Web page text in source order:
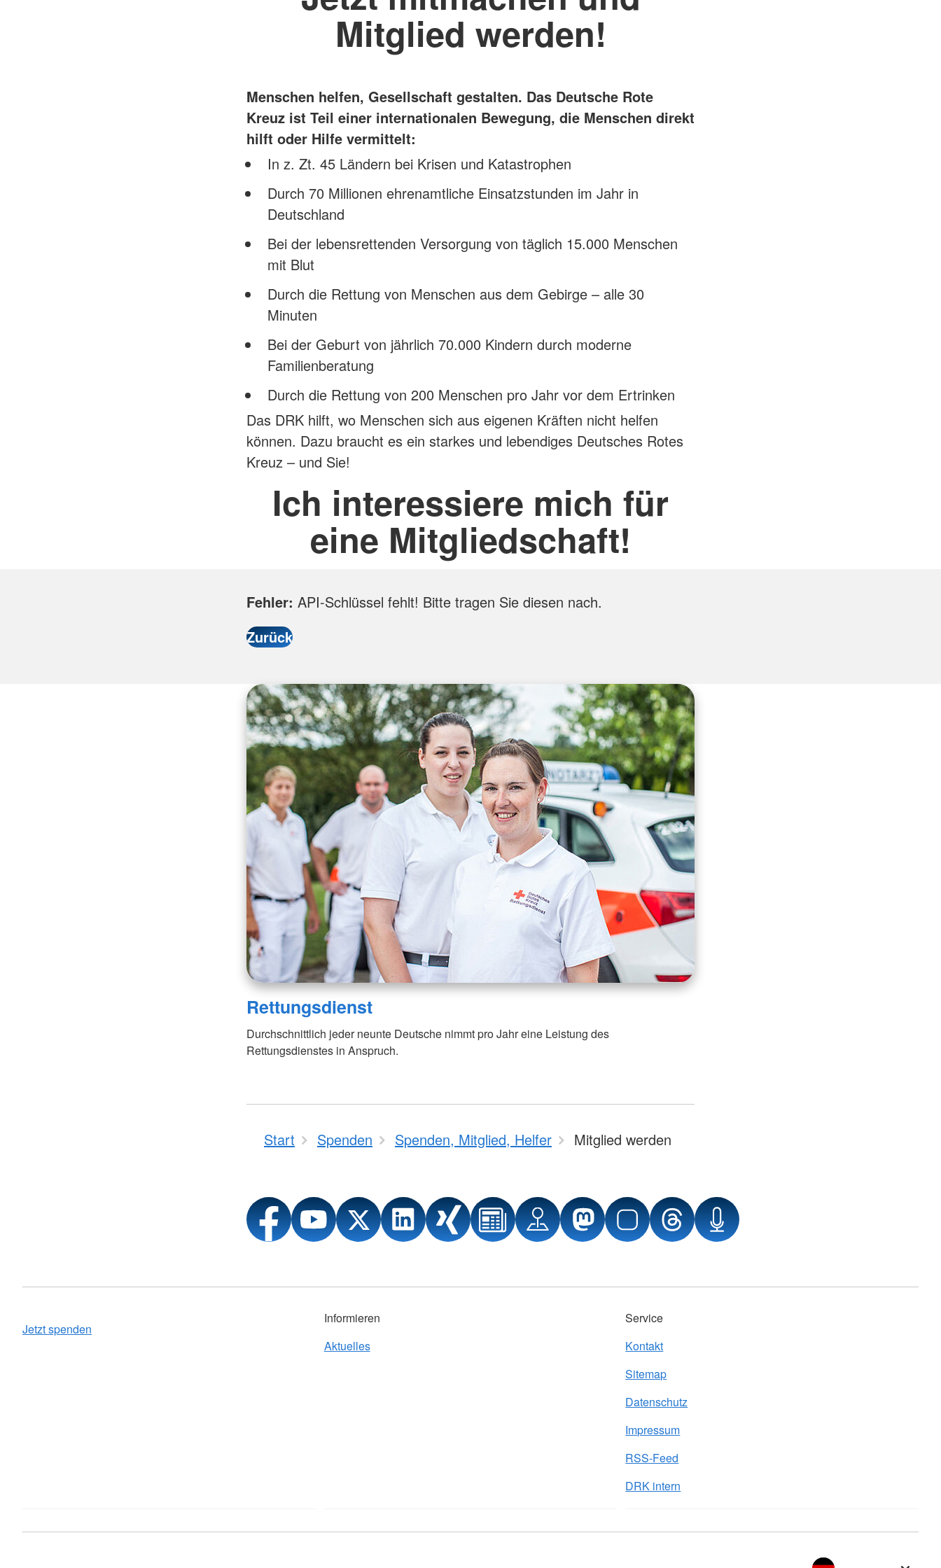
Mitglied werden!
Menschen helfen, Gesellschaft gestalten. Das Deutsche Rote
Kreuz ist Teil einer internationalen Bewegung, die Menschen direkt
hilft oder Hilfe vermittelt:
In z. Zt. 45 Ländern bei Krisen und Katastrophen
Durch 70 Millionen ehrenamtliche Einsatzstunden im Jahr in
Deutschland
Bei der lebensrettenden Versorgung von täglich 15.000 Menschen
mit Blut
Durch die Rettung von Menschen aus dem Gebirge – alle 30
Minuten
Bei der Geburt von jährlich 70.000 Kindern durch moderne
Familienberatung
Durch die Rettung von 200 Menschen pro Jahr vor dem Ertrinken
Das DRK hilft, wo Menschen sich aus eigenen Kräften nicht helfen
können. Dazu braucht es ein starkes und lebendiges Deutsches Rotes
Kreuz – und Sie!
Ich interessiere mich für
eine Mitgliedschaft!
Fehler: API-Schlüssel fehlt! Bitte tragen Sie diesen nach.
Rettungsdienst
Durchschnittlich jeder neunte Deutsche nimmt pro Jahr eine Leistung des
Rettungsdienstes in Anspruch.
Start Spenden Spenden, Mitglied, Helfer Mitglied werden
Jetzt spenden
Informieren
Aktuelles
Service
Kontakt
Sitemap
Datenschutz
Impressum
RSS-Feed
DRK intern
Sprache wechseln zu